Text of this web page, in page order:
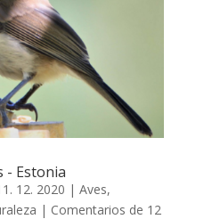
- Estonia
12. 2020 | Aves,
| Comentarios de 12